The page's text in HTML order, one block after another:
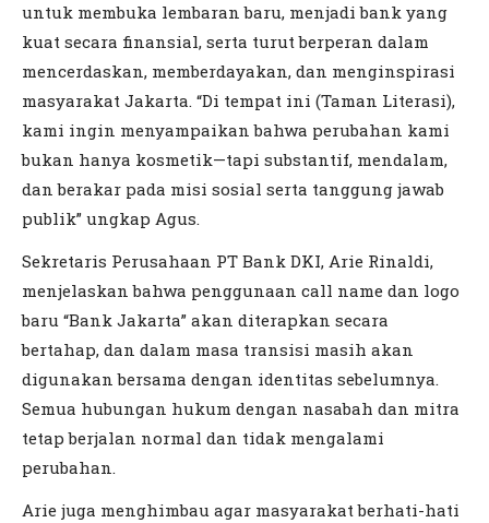
untuk membuka lembaran baru, menjadi bank yang
kuat secara finansial, serta turut berperan dalam
mencerdaskan, memberdayakan, dan menginspirasi
masyarakat Jakarta. “Di tempat ini (Taman Literasi),
kami ingin menyampaikan bahwa perubahan kami
bukan hanya kosmetik—tapi substantif, mendalam,
dan berakar pada misi sosial serta tanggung jawab
publik” ungkap Agus.
Sekretaris Perusahaan PT Bank DKI, Arie Rinaldi,
menjelaskan bahwa penggunaan call name dan logo
baru “Bank Jakarta” akan diterapkan secara
bertahap, dan dalam masa transisi masih akan
digunakan bersama dengan identitas sebelumnya.
Semua hubungan hukum dengan nasabah dan mitra
tetap berjalan normal dan tidak mengalami
perubahan.
Arie juga menghimbau agar masyarakat berhati-hati